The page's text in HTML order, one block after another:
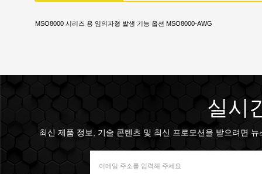
MSO8000 시리즈 용 임의파형 발생 기능 옵션 MSO8000-AWG
실시
최신 제품 정보, 기술 콘텐츠 및 최신 프로모션을 받으려면